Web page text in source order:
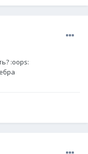
:oops: